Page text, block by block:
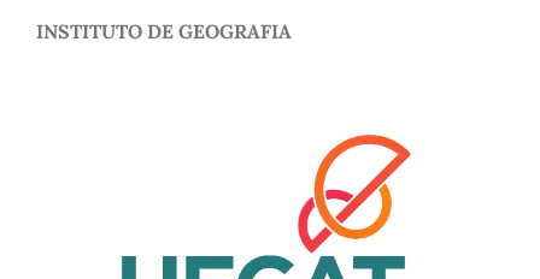
INSTITUTO DE GEOGRAFIA